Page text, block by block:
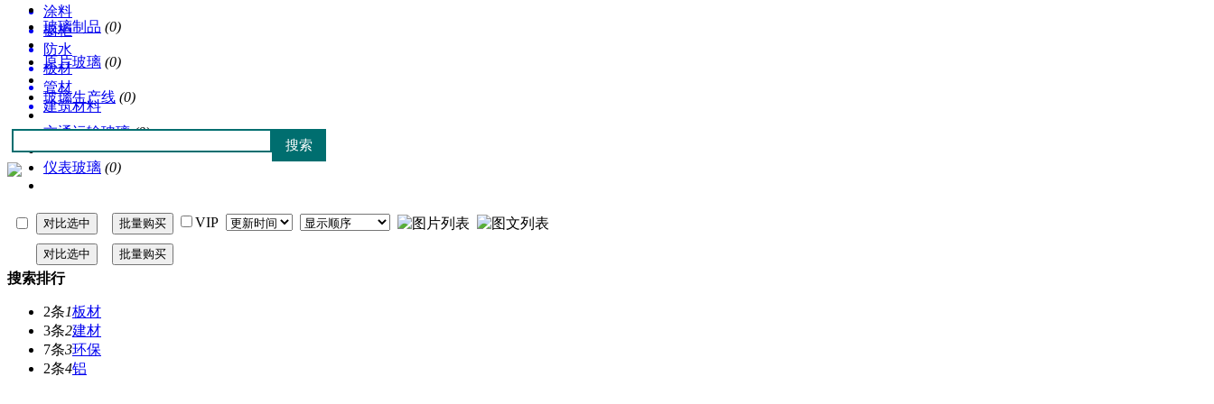
涂料
橱柜
防水
板材
管材
建筑材料
玻璃制品 (0)
原片玻璃 (0)
玻璃生产线 (0)
交通运输玻璃 (0)
仪表玻璃 (0)
VIP
搜索排行
2条1板材
3条2建材
7条3环保
2条4铝